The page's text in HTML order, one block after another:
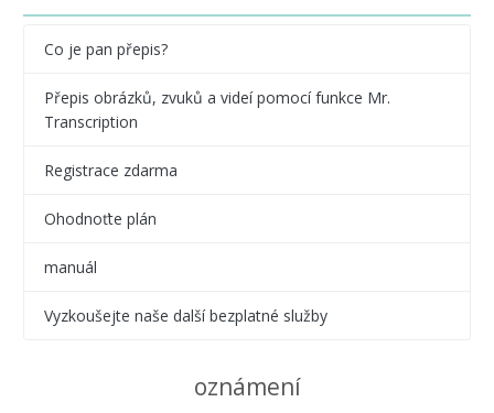
Co je pan přepis?
Přepis obrázků, zvuků a videí pomocí funkce Mr.
Transcription
Registrace zdarma
Ohodnoťte plán
manuál
Vyzkoušejte naše další bezplatné služby
oznámení